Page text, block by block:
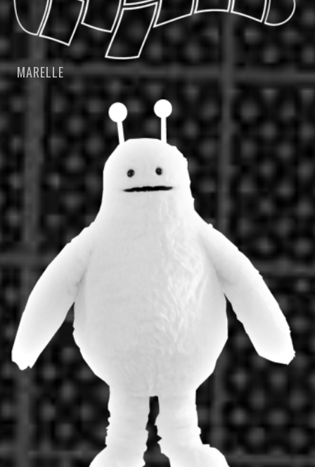
MARELLE